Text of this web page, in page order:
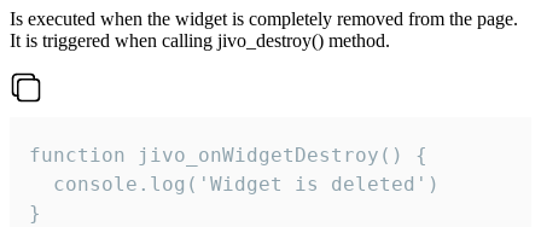
Is executed when the widget is completely removed from the page.
It is triggered when calling jivo_destroy() method.
function jivo_onWidgetDestroy() {
  console.log('Widget is deleted')
}